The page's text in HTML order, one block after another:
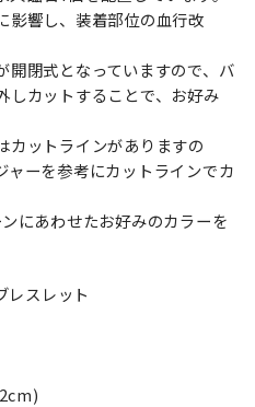
影響し、装着部位の血行改
開閉式となっていますので、バ
しカットすることで、お好み
カットラインがありますの
ーを参考にカットラインでカ
にあわせたお好みのカラーを
スレット